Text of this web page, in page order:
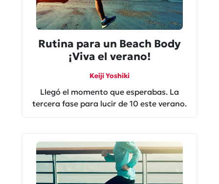
Rutina para un Beach Body
¡Viva el verano!
Keiji Yoshiki
Llegó el momento que esperabas. La
tercera fase para lucir de 10 este verano.